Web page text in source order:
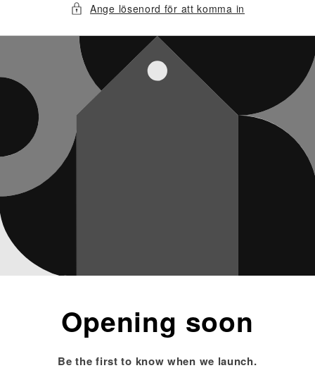
Ange lösenord för att komma in
Opening soon
Be the first to know when we launch.